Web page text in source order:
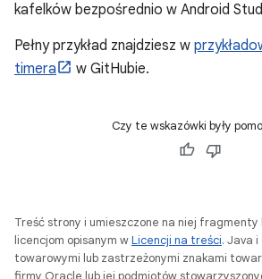
kafelków bezpośrednio w Android
Pełny przykład znajdziesz w
timera
w GitHubie.
Czy te wskazówki były
Treść strony i umieszczone na niej fragmenty
licencjom opisanym wLicencji na treści. Java i
towarowymi lub zastrzeżonymi znakami
firmy Oracle lub jej podmiotów